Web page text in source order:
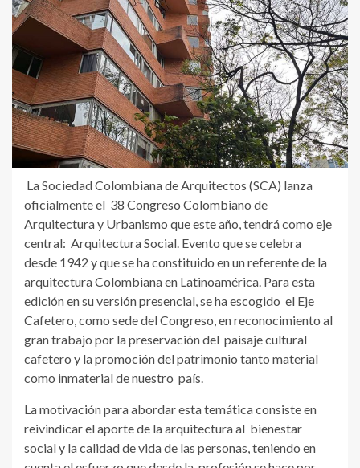
La Sociedad Colombiana de Arquitectos (SCA) lanza
oficialmente el 38 Congreso Colombiano de
Arquitectura y Urbanismo que este año, tendrá como eje
central: Arquitectura Social. Evento que se celebra
desde 1942 y que se ha constituido en un referente de la
arquitectura Colombiana en Latinoamérica. Para esta
edición en su versión presencial, se ha escogido el Eje
Cafetero, como sede del Congreso, en reconocimiento al
gran trabajo por la preservación del paisaje cultural
cafetero y la promoción del patrimonio tanto material
como inmaterial de nuestro país.
La motivación para abordar esta temática consiste en
reivindicar el aporte de la arquitectura al bienestar
social y la calidad de vida de las personas, teniendo en